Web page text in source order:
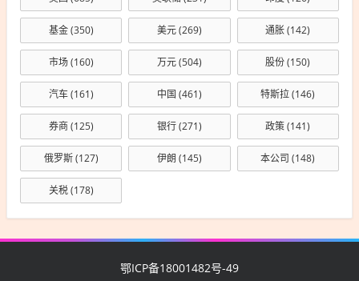
基金(350) 美元(269) 通胀(142)
市场(160) 万元(504) 股份(150)
汽车(161) 中国 (461) 特斯拉(146)
券商(125) 银行(271) 政策(141)
俄罗斯(127) 伊朗 (145) 本公司 (148)
关税(178)
鄂ICP备18001482号-49